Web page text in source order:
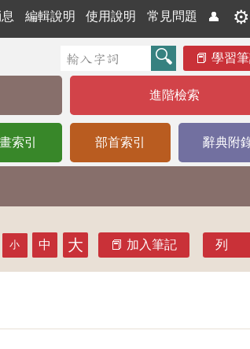
編輯說明 使用說明 常見問題 👤 ⚙️
學習
進階檢索
索引 部首索引 辭典附
小 中 大 加入筆記 列